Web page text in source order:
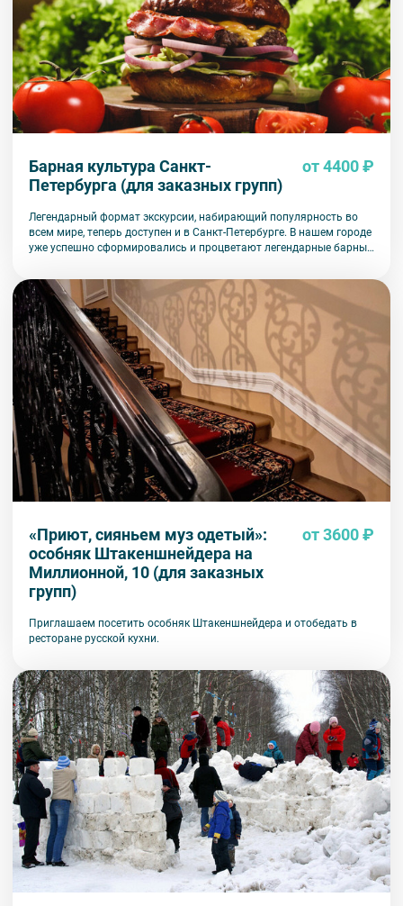
Барная культура Санкт-
Петербурга (для заказных групп)
от 4400 ₽
Легендарный формат экскурсии, набирающий популярность во
всем мире, теперь доступен и в Санкт-Петербурге. В нашем городе
уже успешно сформировались и процветают легендарные барные
атмосферой. Приглашаем стать частью этого увлекательного
мира!
«Приют, сияньем муз одетый»:
особняк Штакеншнейдера на
Миллионной, 10 (для заказных
групп)
от 3600 ₽
Приглашаем посетить особняк Штакеншнейдера и отобедать в
ресторане русской кухни.